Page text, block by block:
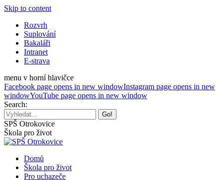
Skip to content
Rozvrh
Suplování
Bakaláři
Intranet
E-strava
menu v horní hlavičce
Facebook page opens in new windowInstagram page opens in new
windowYouTube page opens in new window
Search:
SPŠ Otrokovice
Škola pro život
Domů
Škola pro život
Pro uchazeče